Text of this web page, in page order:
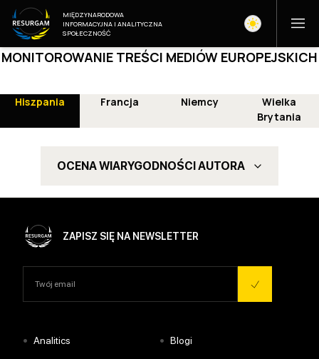
MIĘDZYNARODOWA
INFORMACYJNA I ANALITYCZNA
SPOŁECZNOŚĆ
MONITOROWANIE TREŚCI MEDIÓW EUROPEJSKICH
Hiszpania Francja Niemcy
Wielka
Brytania
OCENA WIARYGODNOŚCI AUTORA
ZAPISZ SIĘ NA NEWSLETTER
• Analitics • Blogi